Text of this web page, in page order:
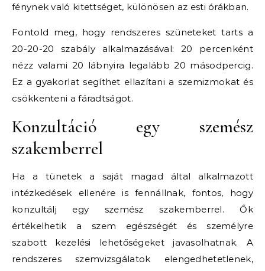
fénynek való kitettséget, különösen az esti órákban.
Fontold meg, hogy rendszeres szüneteket tarts a
20-20-20 szabály alkalmazásával: 20 percenként
nézz valami 20 lábnyira legalább 20 másodpercig.
Ez a gyakorlat segíthet ellazítani a szemizmokat és
csökkenteni a fáradtságot.
Konzultáció egy szemész
szakemberrel
Ha a tünetek a saját magad által alkalmazott
intézkedések ellenére is fennállnak, fontos, hogy
konzultálj egy szemész szakemberrel. Ők
értékelhetik a szem egészségét és személyre
szabott kezelési lehetőségeket javasolhatnak. A
rendszeres szemvizsgálatok elengedhetetlenek,